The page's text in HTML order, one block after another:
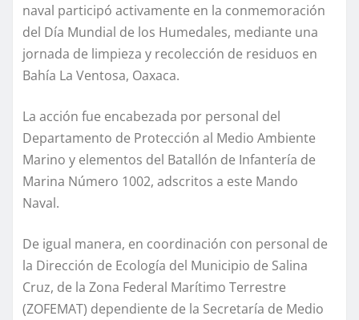
naval participó activamente en la conmemoración
del Día Mundial de los Humedales, mediante una
jornada de limpieza y recolección de residuos en
Bahía La Ventosa, Oaxaca.
La acción fue encabezada por personal del
Departamento de Protección al Medio Ambiente
Marino y elementos del Batallón de Infantería de
Marina Número 1002, adscritos a este Mando
Naval.
De igual manera, en coordinación con personal de
la Dirección de Ecología del Municipio de Salina
Cruz, de la Zona Federal Marítimo Terrestre
(ZOFEMAT) dependiente de la Secretaría de Medio